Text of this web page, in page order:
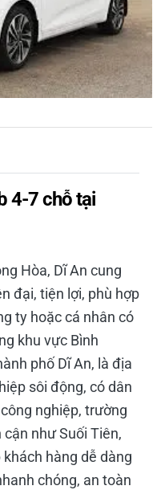
4-7 chỗ tại
Hòa, Dĩ An cung
đại, tiện lợi, phù hợp
ty hoặc cá nhân có
khu vực Bình
phố Dĩ An, là địa
sôi động, có dân
nghiệp, trường
như Suối Tiên,
hàng dễ dàng
chóng, an toàn